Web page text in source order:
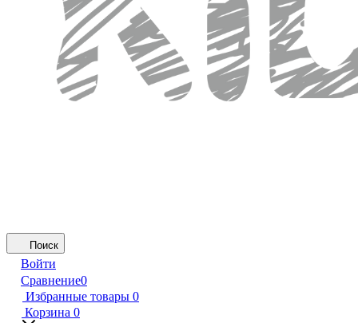
Поиск
Войти
Сравнение0
Избранные товары 0
Корзина 0